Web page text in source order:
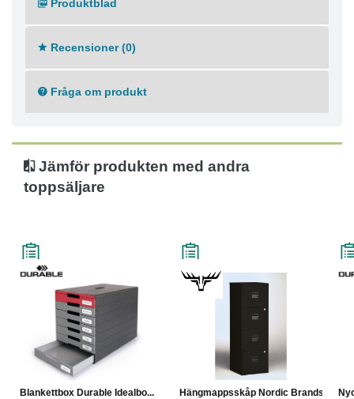
Produktblad
Recensioner (0)
Fråga om produkt
Jämför produkten med andra
toppsäljare
Blankettbox Durable Idealbo... Hängmappsskåp Nordic Brands...